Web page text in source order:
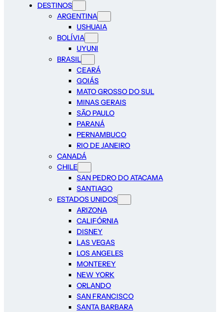
DESTINOS
ARGENTINA
USHUAIA
BOLÍVIA
UYUNI
BRASIL
CEARÁ
GOIÁS
MATO GROSSO DO SUL
MINAS GERAIS
SÃO PAULO
PARANÁ
PERNAMBUCO
RIO DE JANEIRO
CANADÁ
CHILE
SAN PEDRO DO ATACAMA
SANTIAGO
ESTADOS UNIDOS
ARIZONA
CALIFÓRNIA
DISNEY
LAS VEGAS
LOS ANGELES
MONTEREY
NEW YORK
ORLANDO
SAN FRANCISCO
SANTA BARBARA